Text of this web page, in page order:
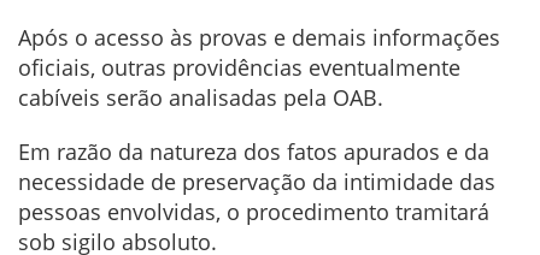
Após o acesso às provas e demais informações
oficiais, outras providências eventualmente
cabíveis serão analisadas pela OAB.
Em razão da natureza dos fatos apurados e da
necessidade de preservação da intimidade das
pessoas envolvidas, o procedimento tramitará
sob sigilo absoluto.